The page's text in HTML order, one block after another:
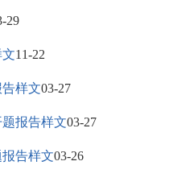
29
11-22
样文03-27
报告样文03-27
告样文03-26